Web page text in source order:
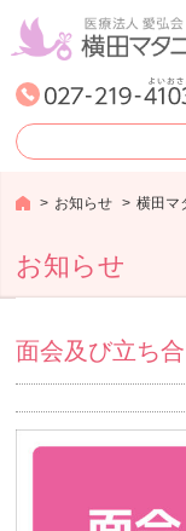
お知らせ 横田マタニ
お知らせ
面会及び立ち